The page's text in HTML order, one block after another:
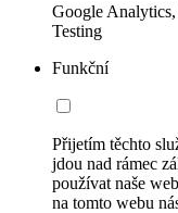
Google
Testing
Funkční
Přijetím těchto
jdou nad rámec
používat naše
na tomto webu